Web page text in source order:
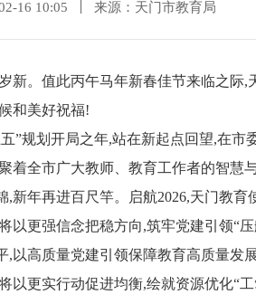
16 10:05 来源：天门市教育局
新。值此丙午马年新春佳节来临之
和美好祝福!
五”规划开局之年,站在新起点回望,在
着全市广大教师、教育工作者的智慧
,新年再进百尺竿。启航2026,天门教
以更强信念把稳方向,筑牢党建引领“压
,以高质量党建引领保障教育高质量发展
以更实行动促进均衡,绘就资源优化“工